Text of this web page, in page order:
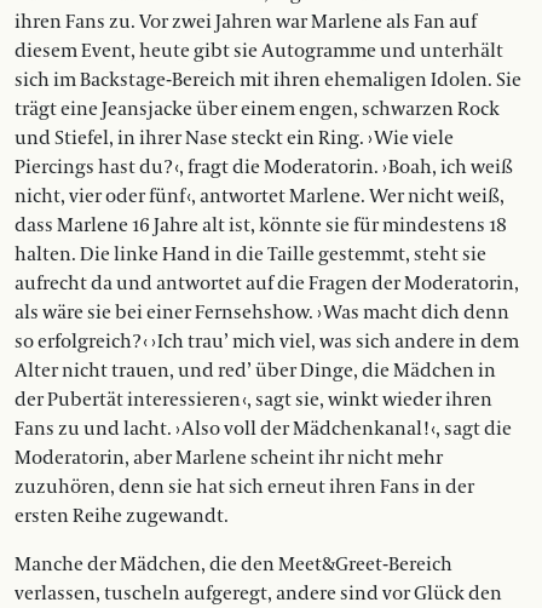
ihren Fans zu. Vor zwei Jahren war Marlene als Fan auf
diesem Event, heute gibt sie Autogramme und unterhält
sich im Backstage-Bereich mit ihren ehemaligen Idolen. Sie
trägt eine Jeansjacke über einem engen, schwarzen Rock
und Stiefel, in ihrer Nase steckt ein Ring. › Wie viele
Piercings hast du? ‹, fragt die Moderatorin. › Boah, ich weiß
nicht, vier oder fünf ‹, antwortet Marlene. Wer nicht weiß,
dass Marlene 16 Jahre alt ist, könnte sie für mindestens 18
halten. Die linke Hand in die Taille gestemmt, steht sie
aufrecht da und antwortet auf die Fragen der Moderatorin,
als wäre sie bei einer Fernsehshow. › Was macht dich denn
so erfolgreich? ‹ › Ich trau’ mich viel, was sich andere in dem
Alter nicht trauen, und red’ über Dinge, die Mädchen in
der Pubertät interessieren ‹, sagt sie, winkt wieder ihren
Fans zu und lacht. › Also voll der Mädchenkanal! ‹, sagt die
Moderatorin, aber Marlene scheint ihr nicht mehr
zuzuhören, denn sie hat sich erneut ihren Fans in der
ersten Reihe zugewandt.
Manche der Mädchen, die den Meet&Greet-­Bereich
verlassen, tuscheln aufgeregt, andere sind vor Glück den